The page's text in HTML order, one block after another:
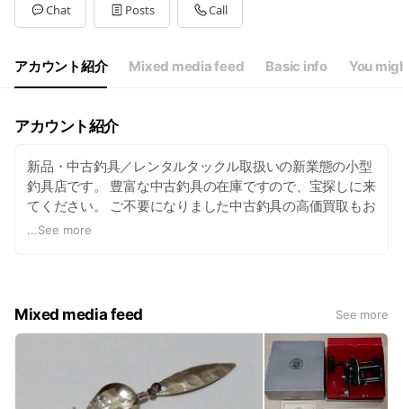
Chat Posts Call
アカウント紹介 Mixed media feed Basic info You
アカウント紹介
新品・中古釣具／レンタルタックル取扱いの新業態の小型
釣具店です。 豊富な中古釣具の在庫ですので、宝探しに来
てください。 ご不要になりました中古釣具の高価買取もお
こなっています。
...See more
Mixed media feed See more